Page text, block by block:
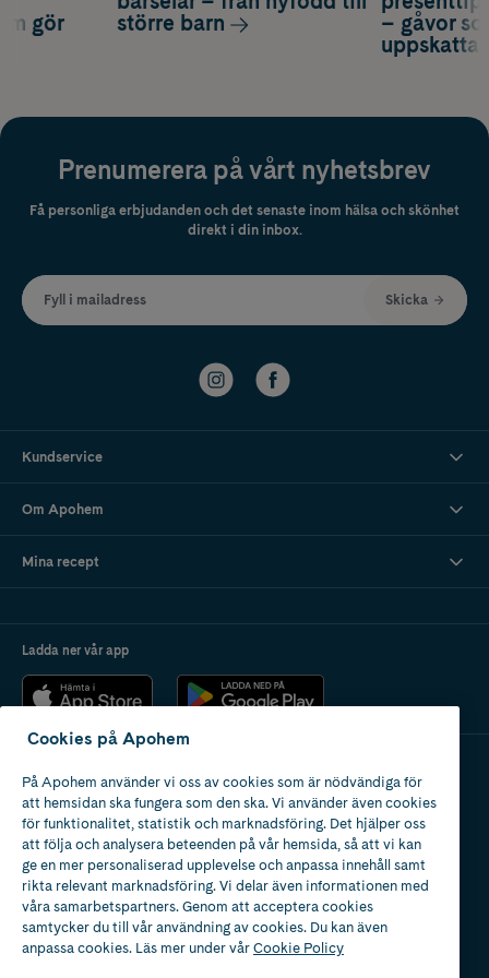
– gåvor
gör
större barn
Prenumerera på vårt nyhetsbrev
Få personliga erbjudanden och det senaste inom hälsa och skönhet
direkt i din inbox.
Fyll i mailadress Skicka
Kundservice
Om Apohem
Mina recept
Ladda ner vår app
Apotek med tillstånd
av Läkemedelsverket
Cookies på Apohem
På Apohem använder vi oss av cookies som är nödvändiga för
att hemsidan ska fungera som den ska. Vi använder även cookies
för funktionalitet, statistik och marknadsföring. Det hjälper oss
att följa och analysera beteenden på vår hemsida, så att vi kan
ge en mer personaliserad upplevelse och anpassa innehåll samt
rikta relevant marknadsföring. Vi delar även informationen med
våra samarbetspartners. Genom att acceptera cookies
samtycker du till vår användning av cookies. Du kan även
anpassa cookies. Läs mer under vårCookie Policy